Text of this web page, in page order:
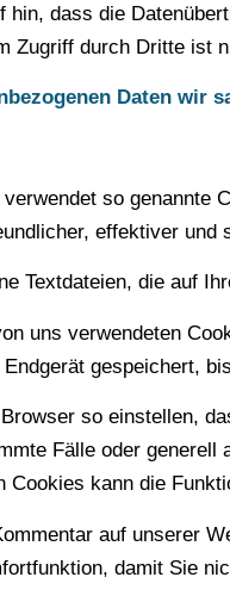
hin, dass die
Zugriff durch Dritte ist
Daten wir
so genannte
effektiver und
Textdateien, die auf
uns verwendeten
gespeichert,
so einstellen,
Fälle oder
Cookies kann die
auf unserer
damit Sie